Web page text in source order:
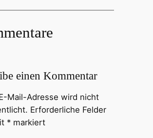
einen Kommentar
Mail-Adresse wird nicht
Erforderliche Felder
*markiert